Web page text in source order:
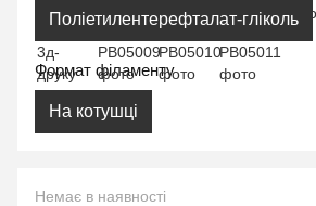
Поліетилентерефталат-гліколь
Формат філаменту
На котушці
Немає в наявності